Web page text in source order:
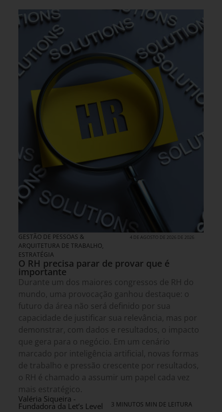
GESTÃO DE PESSOAS &
ARQUITETURA DE TRABALHO,
ESTRATÉGIA
4 DE AGOSTO DE 2026 DE 2026
O RH precisa parar de provar que é
importante
Durante um dos maiores congressos de RH do
mundo, uma provocação ganhou destaque: o
futuro da área não será definido por sua
capacidade de justificar sua relevância, mas por
demonstrar, com dados e resultados, o impacto
que gera para o negócio. Em um cenário
marcado por inteligência artificial, novas formas
de trabalho e pressão crescente por resultados,
o RH é chamado a assumir um papel cada vez
mais estratégico.
Valéria Siqueira -
Fundadora da Let’s Level 3 MINUTOS MIN DE LEITURA